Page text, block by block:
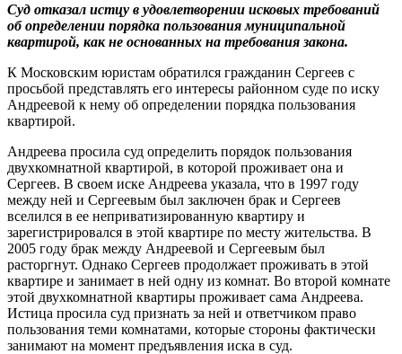
Суд отказал истцу в удовлетворении исковых требований
об определении порядка пользования муниципальной
квартирой, как не основанных на требования закона.
К Московским юристам обратился гражданин Сергеев с
просьбой представлять его интересы районном суде по иску
Андреевой к нему об определении порядка пользования
квартирой.
Андреева просила суд определить порядок пользования
двухкомнатной квартирой, в которой проживает она и
Сергеев. В своем иске Андреева указала, что в 1997 году
между ней и Сергеевым был заключен брак и Сергеев
вселился в ее неприватизированную квартиру и
зарегистрировался в этой квартире по месту жительства. В
2005 году брак между Андреевой и Сергеевым был
расторгнут. Однако Сергеев продолжает проживать в этой
квартире и занимает в ней одну из комнат. Во второй комнате
этой двухкомнатной квартиры проживает сама Андреева.
Истица просила суд признать за ней и ответчиком право
пользования теми комнатами, которые стороны фактически
занимают на момент предъявления иска в суд.